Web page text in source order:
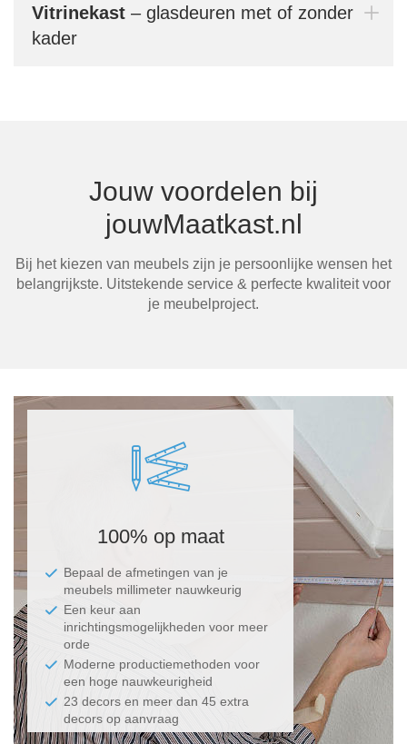
Vitrinekast – glasdeuren met of zonder
kader
Jouw voordelen bij
jouwMaatkast.nl
Bij het kiezen van meubels zijn je persoonlijke wensen het
belangrijkste. Uitstekende service & perfecte kwaliteit voor
je meubelproject.
100% op maat
Bepaal de afmetingen van je
meubels millimeter nauwkeurig
Een keur aan
inrichtingsmogelijkheden voor meer
orde
Moderne productiemethoden voor
een hoge nauwkeurigheid
23 decors en meer dan 45 extra
decors op aanvraag